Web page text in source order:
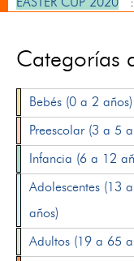
Categorías
Bebés (0 a 2 años)
Preescolar (3 a 5
Infancia (6 a 12
Adolescentes (13
años)
Adultos (19 a 65